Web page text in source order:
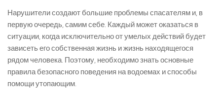
Нарушители создают большие проблемы спасателям и, в
первую очередь, самим себе. Каждый может оказаться в
ситуации, когда исключительно от умелых действий будет
зависеть его собственная жизнь и жизнь находящегося
рядом человека. Поэтому, необходимо знать основные
правила безопасного поведения на водоемах и способы
помощи утопающим.